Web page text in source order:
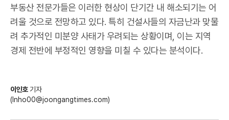
부동산 전문가들은 이러한 현상이 단기간 내 해소되기는 어
려울 것으로 전망하고 있다. 특히 건설사들의 자금난과 맞물
려 추가적인 미분양 사태가 우려되는 상황이며, 이는 지역
경제 전반에 부정적인 영향을 미칠 수 있다는 분석이다.
이인호기자
(Inho00@joongangtimes.com)